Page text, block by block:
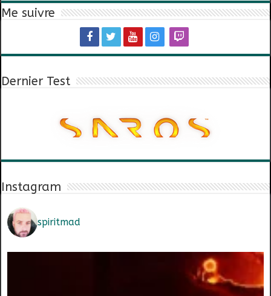
Me suivre
Dernier Test
Instagram
spiritmad